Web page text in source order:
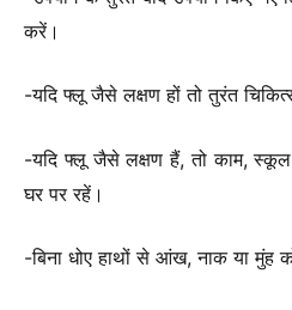
करें।
-यदि फ्लू जैसे लक्षण हों तो तुरंत
-यदि फ्लू जैसे लक्षण हैं, तो काम, स्कूल
घर पर रहें।
-बिना धोए हाथों से आंख, नाक या मुंह